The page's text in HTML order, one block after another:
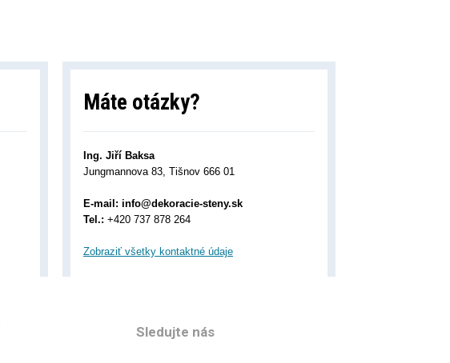
Máte otázky?
Ing. Jiří Baksa
Jungmannova 83, Tišnov 666 01
E-mail: info@dekoracie-steny.sk
Tel.: +420 737 878 ​​264
Zobraziť všetky kontaktné údaje
Sledujte nás